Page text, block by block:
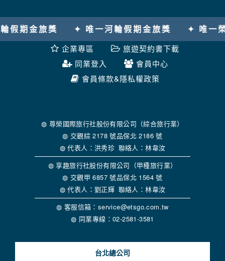
於一般瀏覽時，伺服器會自行記錄相關行徑，包括您使用連線
設備的 IP 位址、使用時間、使用的瀏覽器、瀏覽及點選資料記
錄等，做為我們增進網站服務的參考依據，此記錄為內部應
用，決不對外公布。
為提供精確的服務，我們會將收集的問卷調查內容進行統計與
分析，分析結果之統計數據或說明文字呈現，除供內部研究
外，我們會視需要公佈統計數據及說明文字，但不涉及特定個
在您於本網站註冊帳號、使用本網站相關產品、服務、活動或
贈獎時，本網站會收集您的個人識別資料，本網站也可以從商
業夥伴處取得個人資料。
當客戶在本網站註冊時，我們會取得您的姓名、電話、住址、
身份證字號、電子郵件、出生日期、性別、行業等相關資料，
當您註冊成功，並登入使用我們的服務後，我們即取得您的資
料。註冊時，本網站取得您的姓名、電話、住址、身份證字
號、電子郵件、出生日期、性別、行業等相關資料，當您註冊
成功，並登入使用我們的服務後，本網站即取得您的資料。
其他除了上述，會保留您在上網瀏覽或查詢時，伺服器自行產
生的相關記錄，包括您使用連線設備的 IP 位址、使用時間、使
的瀏覽器予以標示，歸納使用者瀏覽器在本網站內部所瀏覽的
網頁，除非您願意告知您的個人資料，否則本網站不會也無法
金旅獎 ✦ 唯一河輪假期金旅獎 ✦ 唯一榮獲
企業專區
旅遊契約書下載
同業登入
會員中心
會員條款&隱私權政策
◍ 尊榮國際旅行社股份有限公司（綜合旅行業）
◍ 交觀綜 2178 號品保北 2186 號
◍ 代表人：洪秀珍 聯絡人：林韋汝
◍ 享趣旅行社股份有限公司（甲種旅行業）
◍ 交觀甲 6857 號品保北 1564 號
◍ 代表人：劉正輝 聯絡人：林韋汝
◍ 客服信箱：service@etsgo.com.tw
◍ 同業專線：02-2581-3581
台北總公司